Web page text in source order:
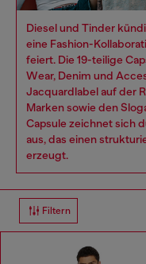
Diesel und Tinder
eine Fashion-
feiert. Die 19-teilige
Wear, Denim und
Jacquardlabel auf der
Marken sowie den
Capsule zeichnet sich
aus, das einen
erzeugt.
Filtern